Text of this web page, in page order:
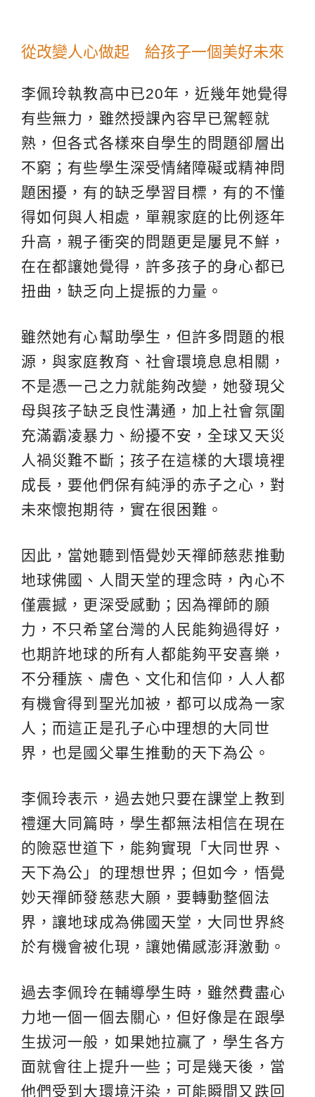
從改變人心做起 給孩子一個美好未來
李佩玲執教高中已20年，近幾年她覺得
有些無力，雖然授課內容早已駕輕就
熟，但各式各樣來自學生的問題卻層出
不窮；有些學生深受情緒障礙或精神問
題困擾，有的缺乏學習目標，有的不懂
得如何與人相處，單親家庭的比例逐年
升高，親子衝突的問題更是屢見不鮮，
在在都讓她覺得，許多孩子的身心都已
扭曲，缺乏向上提振的力量。
雖然她有心幫助學生，但許多問題的根
源，與家庭教育、社會環境息息相關，
不是憑一己之力就能夠改變，她發現父
母與孩子缺乏良性溝通，加上社會氛圍
充滿霸凌暴力、紛擾不安，全球又天災
人禍災難不斷；孩子在這樣的大環境裡
成長，要他們保有純淨的赤子之心，對
未來懷抱期待，實在很困難。
因此，當她聽到悟覺妙天禪師慈悲推動
地球佛國、人間天堂的理念時，內心不
僅震撼，更深受感動；因為禪師的願
力，不只希望台灣的人民能夠過得好，
也期許地球的所有人都能夠平安喜樂，
不分種族、膚色、文化和信仰，人人都
有機會得到聖光加被，都可以成為一家
人；而這正是孔子心中理想的大同世
界，也是國父畢生推動的天下為公。
李佩玲表示，過去她只要在課堂上教到
禮運大同篇時，學生都無法相信在現在
的險惡世道下，能夠實現「大同世界、
天下為公」的理想世界；但如今，悟覺
妙天禪師發慈悲大願，要轉動整個法
界，讓地球成為佛國天堂，大同世界終
於有機會被化現，讓她備感澎湃激動。
過去李佩玲在輔導學生時，雖然費盡心
力地一個一個去關心，但好像是在跟學
生拔河一般，如果她拉贏了，學生各方
面就會往上提升一些；可是幾天後，當
他們受到大環境汙染，可能瞬間又跌回